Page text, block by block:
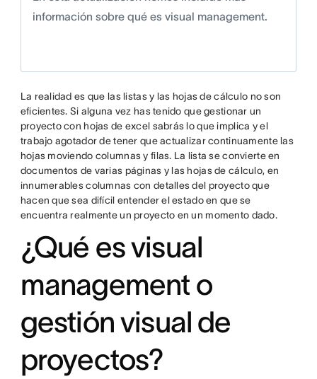
información sobre qué es visual management.
La realidad es que las listas y las hojas de cálculo no son
eficientes. Si alguna vez has tenido que gestionar un
proyecto con hojas de excel sabrás lo que implica y el
trabajo agotador de tener que actualizar continuamente las
hojas moviendo columnas y filas. La lista se convierte en
documentos de varias páginas y las hojas de cálculo, en
innumerables columnas con detalles del proyecto que
hacen que sea difícil entender el estado en que se
encuentra realmente un proyecto en un momento dado.
¿Qué es visual
management o
gestión visual de
proyectos?